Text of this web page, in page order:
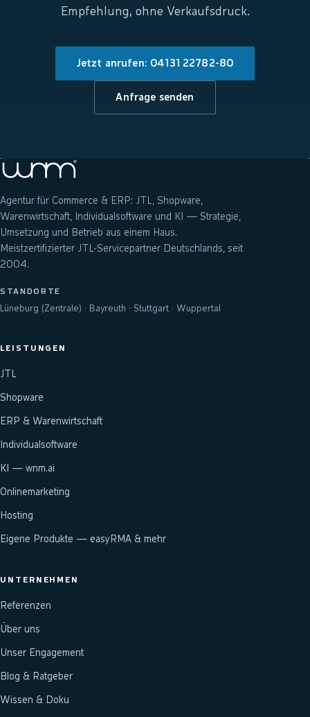
Empfehlung, ohne Verkaufsdruck.
Jetzt anrufen: 04131 22782-80
Anfrage senden
Agentur für Commerce & ERP: JTL, Shopware,
Warenwirtschaft, Individualsoftware und KI — Strategie,
Umsetzung und Betrieb aus einem Haus.
Meistzertifizierter JTL-Servicepartner Deutschlands, seit
2004.
STANDORTE
Lüneburg (Zentrale) · Bayreuth · Stuttgart · Wuppertal
LEISTUNGEN
JTL
Shopware
ERP & Warenwirtschaft
Individualsoftware
KI — wnm.ai
Onlinemarketing
Hosting
Eigene Produkte — easyRMA & mehr
UNTERNEHMEN
Referenzen
Über uns
Unser Engagement
Blog & Ratgeber
Wissen & Doku